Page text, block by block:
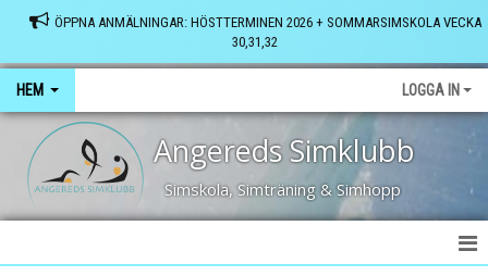
ÖPPNA ANMÄLNINGAR: HÖSTTERMINEN 2026 + SOMMARSIMSKOLA VECKA
30,31,32
HEM LOGGA IN
Angereds Simklubb
Simskola, Simträning & Simhopp